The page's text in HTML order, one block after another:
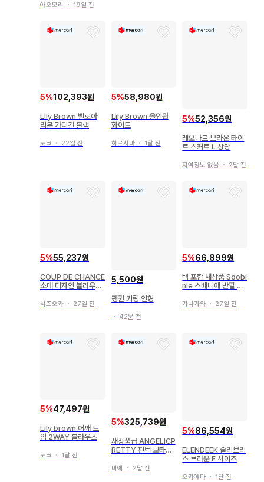
아오모리 ・ 19일 전
5%102,393원
LIly Brown 벨로아
리본 가디건 블랙
도쿄 ・ 22일 전
5%58,980원
Lily Brown 올인원
화이트
히로시마・ 1달 전
5%52,356원
레오나르 브라운 타이
트 스커트 L 상당
지역정보 없음 ・ 2달 전
5%55,237원
COUP DE CHANCE
소매 디자인 블라우스
시즈오카 ・ 27일 전
5,500원
펭귄 키링 인형
・ 42분 전
5%66,899원
택 포함 새상품 Soobi
nie 스베니에 반팔 레
가나가와 ・ 27일 전
5%47,497원
Lily brown 어깨 트
임 2WAY 블라우스
도쿄 ・ 1달 전
5%325,739원
새상품급 ANGELICP
RETTY 핀턱 보타이
미에 ・ 2달 전
5%86,554원
ELENDEEK 슬리브리
스 브라운 F 사이즈
오카야마 ・ 1달 전